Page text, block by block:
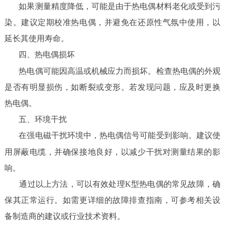
如果测量精度降低，可能是由于热电偶材料老化或受到污
染。建议定期校准热电偶，并避免在还原性气氛中使用，以
延长其使用寿命。
四、热电偶损坏
热电偶可能因高温或机械应力而损坏。检查热电偶的外观
是否有明显损伤，如断裂或变形。若发现问题，应及时更换
热电偶。
五、环境干扰
在强电磁干扰环境中，热电偶信号可能受到影响。建议使
用屏蔽电缆，并确保接地良好，以减少干扰对测量结果的影
响。
通过以上方法，可以有效处理K型热电偶的常见故障，确
保其正常运行。如需更详细的故障排查指南，可参考相关设
备制造商的建议或行业技术资料。